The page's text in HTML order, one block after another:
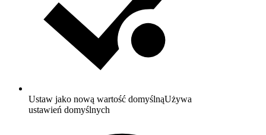
Ustaw jako nową wartość domyślnąUżywa
ustawień domyślnych